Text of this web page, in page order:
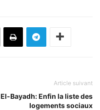
Article suivant
El-Bayadh: Enfin la liste des
logements sociaux